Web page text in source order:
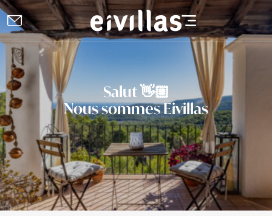
Salut 👋🏼
Nous sommes Eivillas